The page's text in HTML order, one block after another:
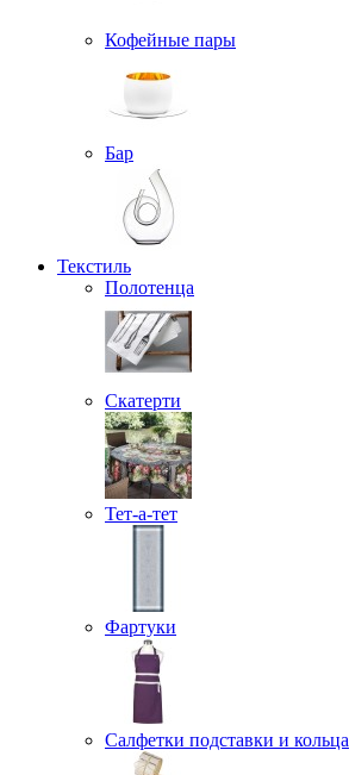
Кофейные пары
Бар
Текстиль
Полотенца
Скатерти
Тет-а-тет
Фартуки
Салфетки подставки и кольца